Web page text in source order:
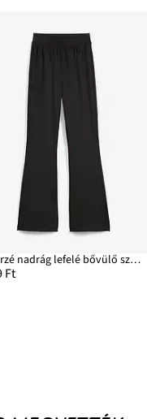
Dzsörzé nadrág lefelé bővülő szárral és puhán bolyhozott belső oldallal
Ft